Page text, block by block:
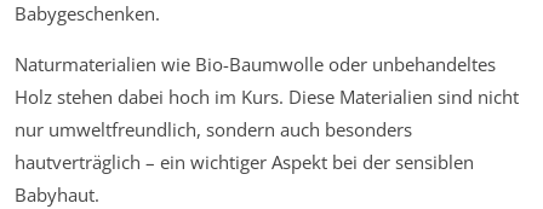
Babygeschenken.
Naturmaterialien wie Bio-Baumwolle oder unbehandeltes
Holz stehen dabei hoch im Kurs. Diese Materialien sind nicht
nur umweltfreundlich, sondern auch besonders
hautverträglich – ein wichtiger Aspekt bei der sensiblen
Babyhaut.